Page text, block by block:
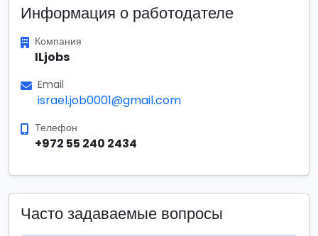
Информация о работодателе
Компания
ILjobs
Email
israel.job0001@gmail.com
Телефон
+972 55 240 2434
Часто задаваемые вопросы